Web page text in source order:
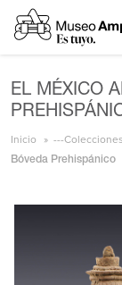
EL MÉXICO
Inicio ---Colecciones
Bóveda Prehispánico